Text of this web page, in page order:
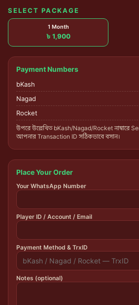
SELECT PACKAGE
1 Month
৳ 1,900
Payment Numbers
bKash
Nagad
Rocket
উপরে উল্লেখিত bKash/Nagad/Rocket নাম্বারে
আপনার Transaction ID সঠিকভাবে বসান।
Place Your Order
Your WhatsApp Number
Player ID / Account / Email
Payment Method & TrxID
Notes (optional)